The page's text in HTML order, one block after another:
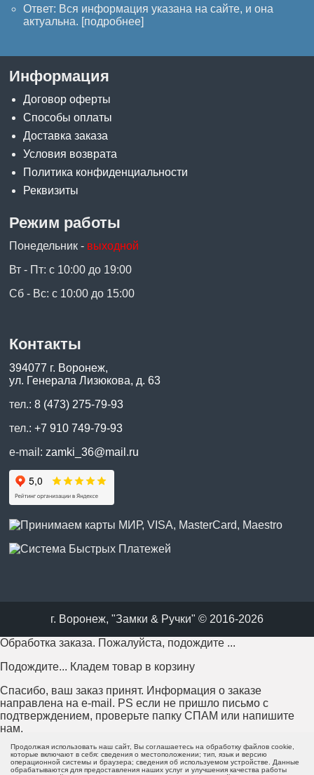
Ответ: Вся информация указана на сайте, и она
актуальна. [подробнее]
Информация
Договор оферты
Способы оплаты
Доставка заказа
Условия возврата
Политика конфиденциальности
Реквизиты
Режим работы
Понедельник - выходной
Вт - Пт: с 10:00 до 19:00
Сб - Вс: с 10:00 до 15:00
Контакты
394077 г. Воронеж,
ул. Генерала Лизюкова, д. 63
тел.:8 (473) 275-79-93
тел.:+7 910 749-79-93
e-mail: zamki_36@mail.ru
г. Воронеж, "Замки & Ручки" © 2016-2026
Продолжая использовать наш сайт, Вы соглашаетесь на обработку файлов cookie,
которые включают в себя: сведения о местоположении; тип, язык и версию
операционной системы и браузера; сведения об используемом устройстве. Данные
обрабатываются для предоставления наших услуг и улучшения качества работы
Обработка заказа. Пожалуйста, подождите ...
Подождите... Кладем товар в корзину
Спасибо, ваш заказ принят. Информация о заказе
направлена на e-mail. PS если не пришло письмо с
подтверждением, проверьте папку СПАМ или напишите
нам.
Возникла проблема с отправкой заказа. Пожалуйста,
попробуйте еще раз или напишите нам.